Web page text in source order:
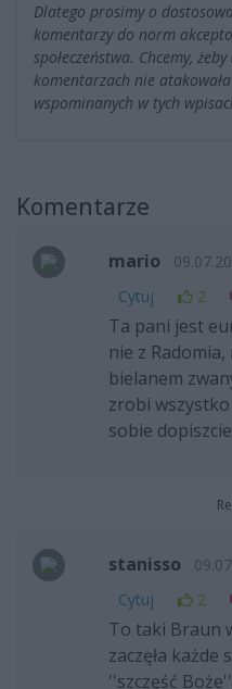
Dlatego prosimy o
komentarzy do norm
społeczeństwa. Chcemy,
komentarzach nie
wspominanych w tych
Komentarze
mario
Cytuj
2
Ta pani jest
nie z
bielanem
zrobi wszystko
sobie dopiszcie
stanisso
Cytuj
2
To taki Braun
zaczęła
''szczęść